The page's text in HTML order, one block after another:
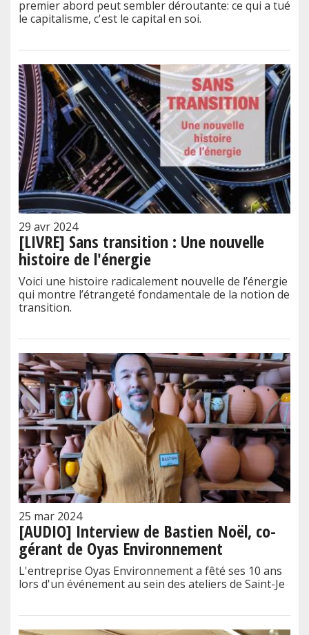
premier abord peut sembler déroutante: ce qui a tué
le capitalisme, c'est le capital en soi.
29 avr 2024
[LIVRE] Sans transition : Une nouvelle
histoire de l'énergie
Voici une histoire radicalement nouvelle de l’énergie
qui montre l’étrangeté fondamentale de la notion de
transition.
25 mar 2024
[AUDIO] Interview de Bastien Noël, co-
gérant de Oyas Environnement
L'entreprise Oyas Environnement a fêté ses 10 ans
lors d'un événement au sein des ateliers de Saint-Je